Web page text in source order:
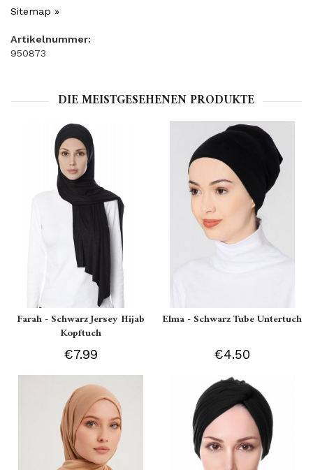
Sitemap »
Artikelnummer:
950873
DIE MEISTGESEHENEN PRODUKTE
Farah - Schwarz Jersey Hijab
Kopftuch
€7.99
Elma - Schwarz Tube Untertuch
€4.50